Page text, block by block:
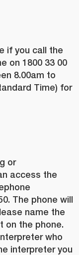
if you call the
on 1800 33 00
8.00am to
Time) for
or
access the
The phone will
name the
on the phone.
who
interpreter you